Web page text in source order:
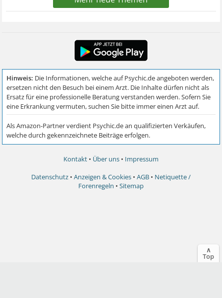
Kontakt • Über uns • Impressum
Datenschutz • Anzeigen & Cookies • AGB • Netiquette /
Forenregeln • Sitemap
∧
Top